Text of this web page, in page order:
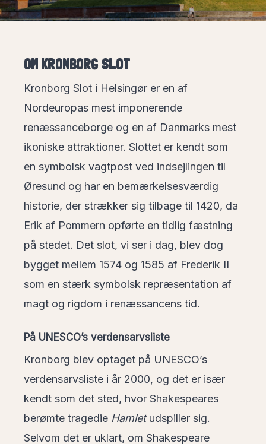
OM KRONBORG SLOT
Kronborg Slot i Helsingør er en af
Nordeuropas mest imponerende
renæssanceborge og en af Danmarks mest
ikoniske attraktioner. Slottet er kendt som
en symbolsk vagtpost ved indsejlingen til
Øresund og har en bemærkelsesværdig
historie, der strækker sig tilbage til 1420, da
Erik af Pommern opførte en tidlig fæstning
på stedet. Det slot, vi ser i dag, blev dog
bygget mellem 1574 og 1585 af Frederik II
som en stærk symbolsk repræsentation af
magt og rigdom i renæssancens tid.
På UNESCO’s verdensarvsliste
Kronborg blev optaget på UNESCO’s
verdensarvsliste i år 2000, og det er især
kendt som det sted, hvor Shakespeares
berømte tragedie Hamletudspiller sig.
Selvom det er uklart, om Shakespeare